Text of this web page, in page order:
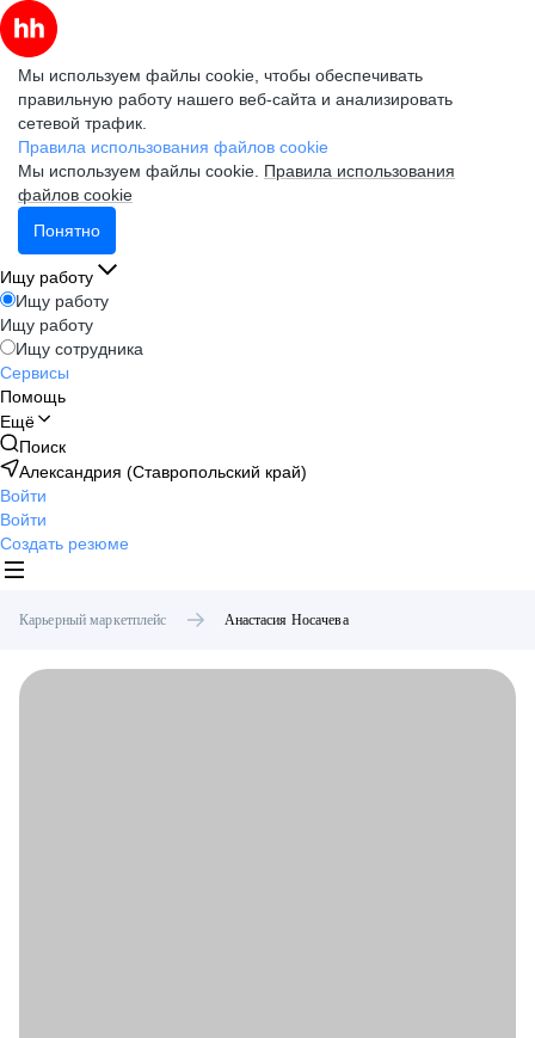
Мы используем файлы cookie, чтобы обеспечивать
правильную работу нашего веб-сайта и анализировать
сетевой трафик.
Правила использования файлов cookie
Мы используем файлы cookie. Правила использования
файлов cookie
Понятно
Ищу работу
Ищу работу
Ищу работу
Ищу сотрудника
Сервисы
Помощь
Ещё
Поиск
Александрия (Ставропольский край)
Войти
Войти
Создать резюме
Карьерный маркетплейс Анастасия Носачева